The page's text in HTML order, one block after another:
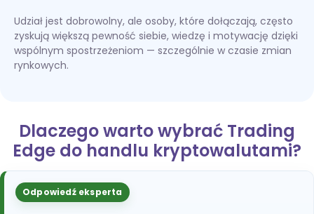
Udział jest dobrowolny, ale osoby, które dołączają, często
zyskują większą pewność siebie, wiedzę i motywację dzięki
wspólnym spostrzeżeniom — szczególnie w czasie zmian
rynkowych.
Dlaczego warto wybrać Trading
Edge do handlu kryptowalutami?
Odpowiedź eksperta